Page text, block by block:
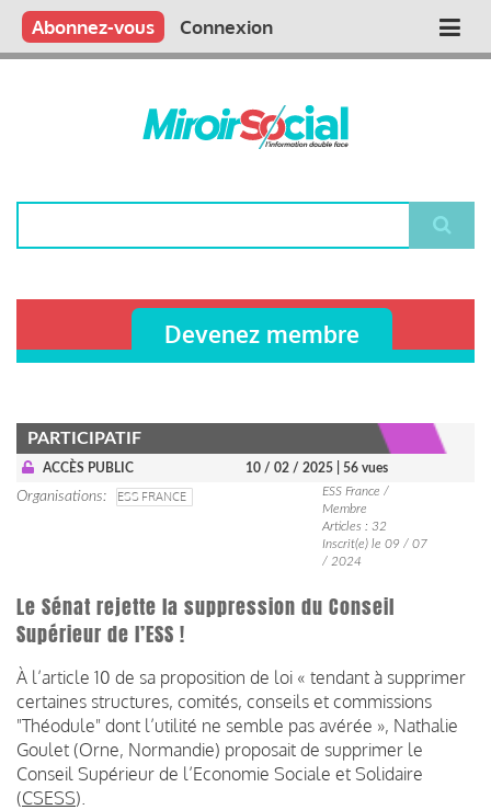
Aller
contenu
Main
Qui sommes nous ?
Vous publiez
Nous publions
Contactez-nous
Abonnez-vous Connexion
Devenez membre
PARTICIPATIF
ACCÈS PUBLIC 10 / 02 / 2025 | 56 vues
Organisations ESS FRANCE
ESS France /
Membre
Articles : 32
Inscrit(e) le 09 / 07
/ 2024
Le Sénat rejette la suppression du Conseil
Supérieur de l’ESS !
À l’article 10 de sa proposition de loi « tendant à supprimer
certaines structures, comités, conseils et commissions
"Théodule" dont l’utilité ne semble pas avérée », Nathalie
Goulet (Orne, Normandie) proposait de supprimer le
Conseil Supérieur de l’Economie Sociale et Solidaire
(CSESS).